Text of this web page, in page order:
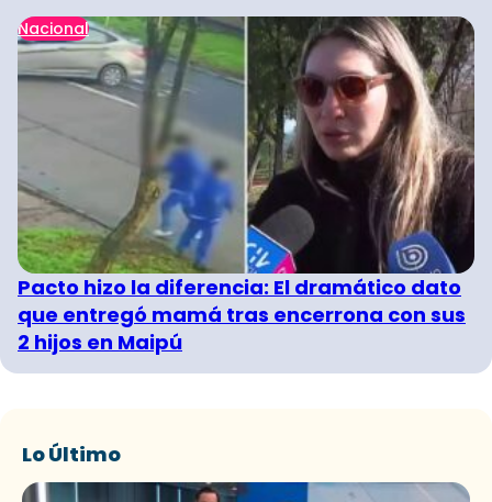
Nacional
Pacto hizo la diferencia: El dramático dato
que entregó mamá tras encerrona con sus
2 hijos en Maipú
Lo Último